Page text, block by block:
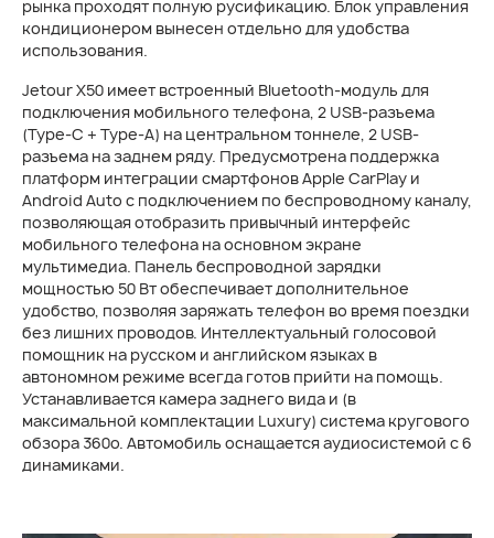
рынка проходят полную русификацию. Блок управления
кондиционером вынесен отдельно для удобства
использования.
Jetour X50 имеет встроенный Bluetooth-модуль для
подключения мобильного телефона, 2 USB-разъема
(Type-C + Type-A) на центральном тоннеле, 2 USB-
разъема на заднем ряду. Предусмотрена поддержка
платформ интеграции смартфонов Apple CarPlay и
Android Auto с подключением по беспроводному каналу,
позволяющая отобразить привычный интерфейс
мобильного телефона на основном экране
мультимедиа. Панель беспроводной зарядки
мощностью 50 Вт обеспечивает дополнительное
удобство, позволяя заряжать телефон во время поездки
без лишних проводов. Интеллектуальный голосовой
помощник на русском и английском языках в
автономном режиме всегда готов прийти на помощь.
Устанавливается камера заднего вида и (в
максимальной комплектации Luxury) система кругового
обзора 360о. Автомобиль оснащается аудиосистемой с 6
динамиками.